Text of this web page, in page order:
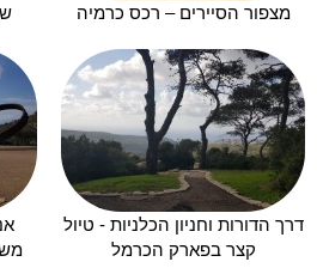
מצפור הסיירים – רכס כרמיה
דרך הדורות וחניון הכלניות - טיול
קצר בפארק הכרמל